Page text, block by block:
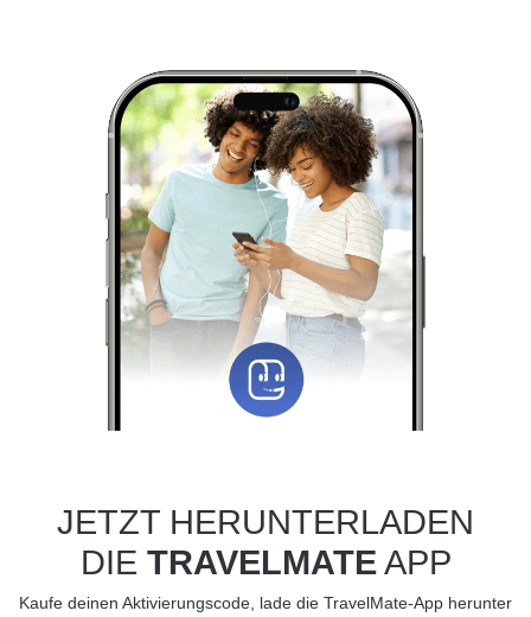
JETZT HERUNTERLADEN
DIE TRAVELMATEAPP
Kaufe deinen Aktivierungscode, lade die TravelMate-App herunter